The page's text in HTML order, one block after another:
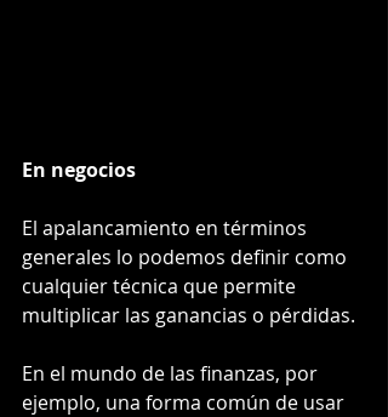
En negocios
El apalancamiento en términos
generales lo podemos definir como
cualquier técnica que permite
multiplicar las ganancias o pérdidas.
En el mundo de las finanzas, por
ejemplo, una forma común de usar